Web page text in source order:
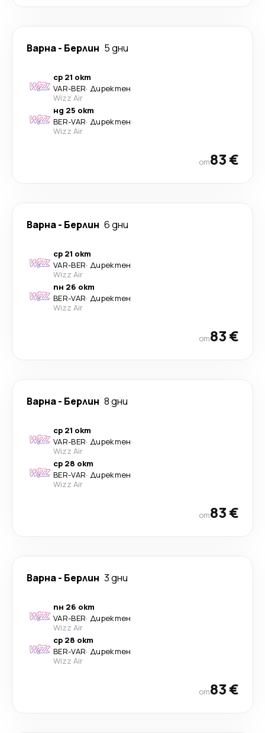
Варна- Берлин 5 дни
ср 21 окт
VAR-BER· Директен
Wizz Air
нд 25 окт
BER-VAR· Директен
Wizz Air
от83 €
Варна- Берлин 6 дни
ср 21 окт
VAR-BER· Директен
Wizz Air
пн 26 окт
BER-VAR· Директен
Wizz Air
от83 €
Варна- Берлин 8 дни
ср 21 окт
VAR-BER· Директен
Wizz Air
ср 28 окт
BER-VAR· Директен
Wizz Air
от83 €
Варна- Берлин 3 дни
пн 26 окт
VAR-BER· Директен
Wizz Air
ср 28 окт
BER-VAR· Директен
Wizz Air
от83 €